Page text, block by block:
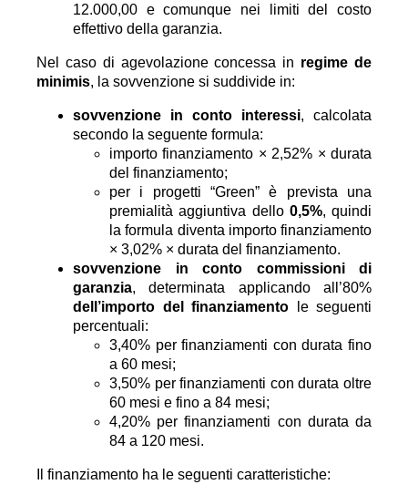
12.000,00 e comunque nei limiti del costo
effettivo della garanzia.
Nel caso di agevolazione concessa in regime de
minimis, la sovvenzione si suddivide in:
sovvenzione in conto interessi, calcolata
secondo la seguente formula:
importo finanziamento × 2,52% × durata
del finanziamento;
per i progetti “Green” è prevista una
premialità aggiuntiva dello 0,5%, quindi
la formula diventa importo finanziamento
× 3,02% × durata del finanziamento.
sovvenzione in conto commissioni di
garanzia, determinata applicando all’80%
dell’importo del finanziamento le seguenti
percentuali:
3,40% per finanziamenti con durata fino
a 60 mesi;
3,50% per finanziamenti con durata oltre
60 mesi e fino a 84 mesi;
4,20% per finanziamenti con durata da
84 a 120 mesi.
Il finanziamento ha le seguenti caratteristiche: